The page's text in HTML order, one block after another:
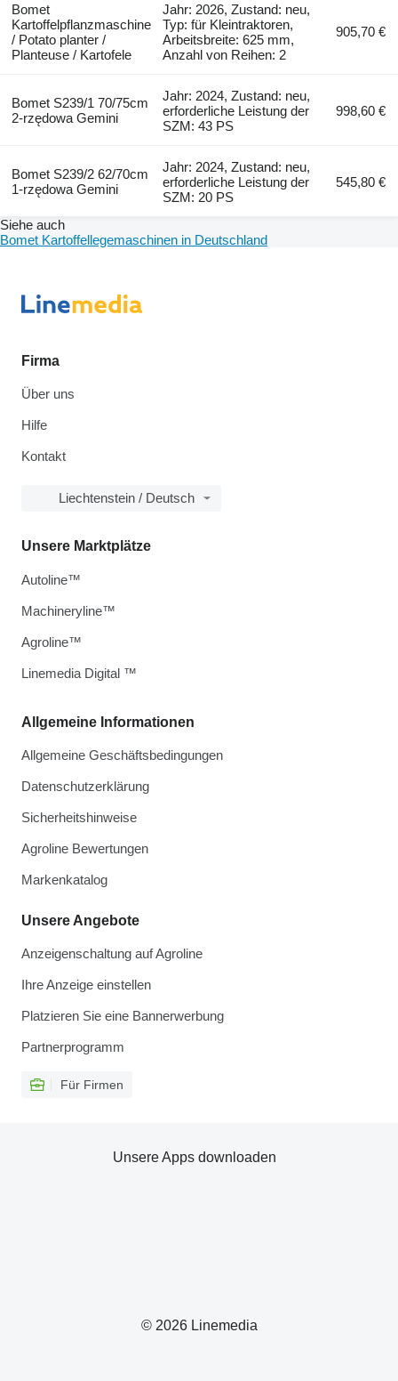
Bomet
Kartoffelpflanzmaschine
/ Potato planter /
Planteuse / Kartofele
Jahr: 2026, Zustand: neu,
Typ: für Kleintraktoren,
Arbeitsbreite: 625 mm,
Anzahl von Reihen: 2
905,70 €
Bomet S239/1 70/75cm
2-rzędowa Gemini
Jahr: 2024, Zustand: neu,
erforderliche Leistung der
SZM: 43 PS
998,60 €
Bomet S239/2 62/70cm
1-rzędowa Gemini
Jahr: 2024, Zustand: neu,
erforderliche Leistung der
SZM: 20 PS
545,80 €
Siehe auch
Bomet Kartoffellegemaschinen in Deutschland
Firma
Über uns
Hilfe
Kontakt
Liechtenstein / Deutsch
Allgemeine Informationen
Allgemeine Geschäftsbedingungen
Datenschutzerklärung
Sicherheitshinweise
Agroline Bewertungen
Markenkatalog
Unsere Angebote
Anzeigenschaltung auf Agroline
Ihre Anzeige einstellen
Platzieren Sie eine Bannerwerbung
Partnerprogramm
Für Firmen
Unsere Marktplätze
Autoline™
Machineryline™
Agroline™
Linemedia Digital ™
© 2026 Linemedia
Unsere Apps downloaden